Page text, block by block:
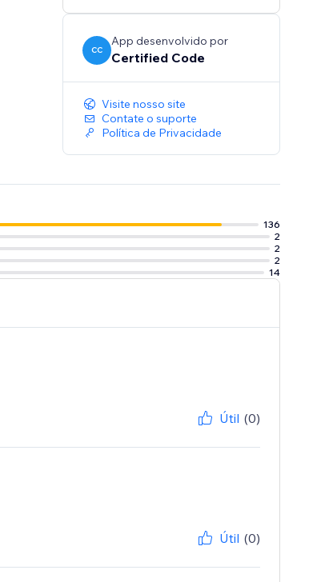
CC
App desenvolvido por
Certified Code
Visite nosso site
Contate o suporte
Política de Privacidade
136
2
2
2
14
Útil (0)
Útil (0)